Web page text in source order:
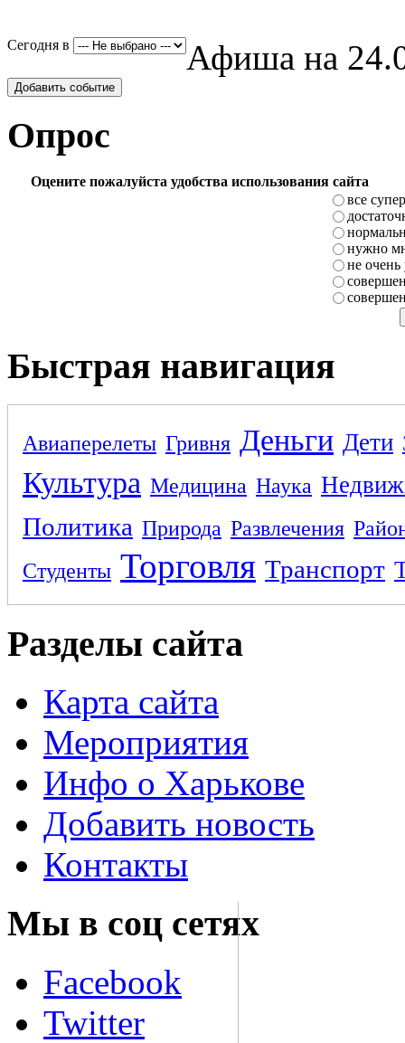
Сегодня в Афиша на
Добавить событие
Опрос
Оцените пожалуйста удобства использования сайта
все супер
нужно
не очень
Быстрая навигация
Авиаперелеты Гривня Деньги Дети
Культура Медицина Наука
Политика Природа Развлечения
Студенты Торговля Транспорт
Разделы сайта
Карта сайта
Мероприятия
Инфо о Харькове
Добавить новость
Контакты
Мы в соц сетях
Facebook
Twitter